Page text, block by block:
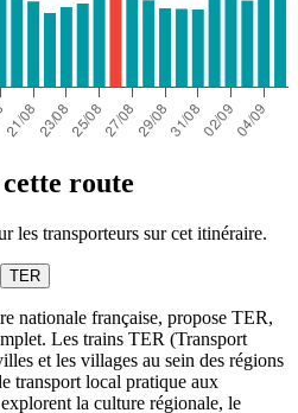
route
les transporteurs sur cet itinéraire.
TER
nationale française, propose TER,
Les trains TER (Transport
et les villages au sein des régions
transport local pratique aux
la culture régionale, le